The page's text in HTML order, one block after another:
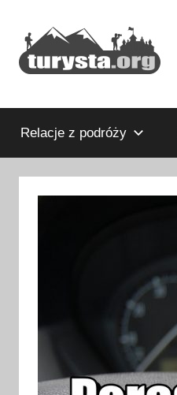
treści
Turysta.org
blog
podróżniczy
turystyczny
Relacje z podróży